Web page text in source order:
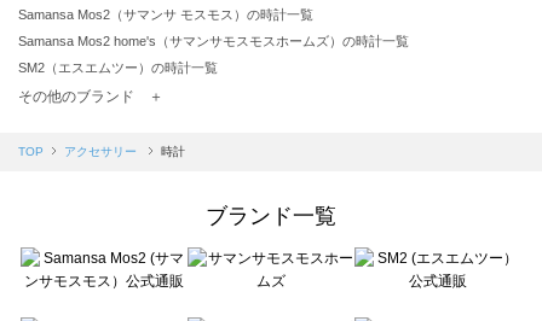
Samansa Mos2（サマンサ モスモス）の時計一覧
Samansa Mos2 home's（サマンサモスモスホームズ）の時計一覧
SM2（エスエムツー）の時計一覧
TSUHARU by Samansa Mos2（ツハルバイサマンサモスモス）の時計一覧
Samansa Mos2 blue（サマンサモスモス ブルー）の時計一覧
sō4ū（ソウフォーユー）の時計一覧
Te chichi（テチチ）の時計一覧
Te chichi CLASSIC（テチチ クラシック）の時計一覧
その他のブランド ＋
TOP アクセサリー 時計
ブランド一覧